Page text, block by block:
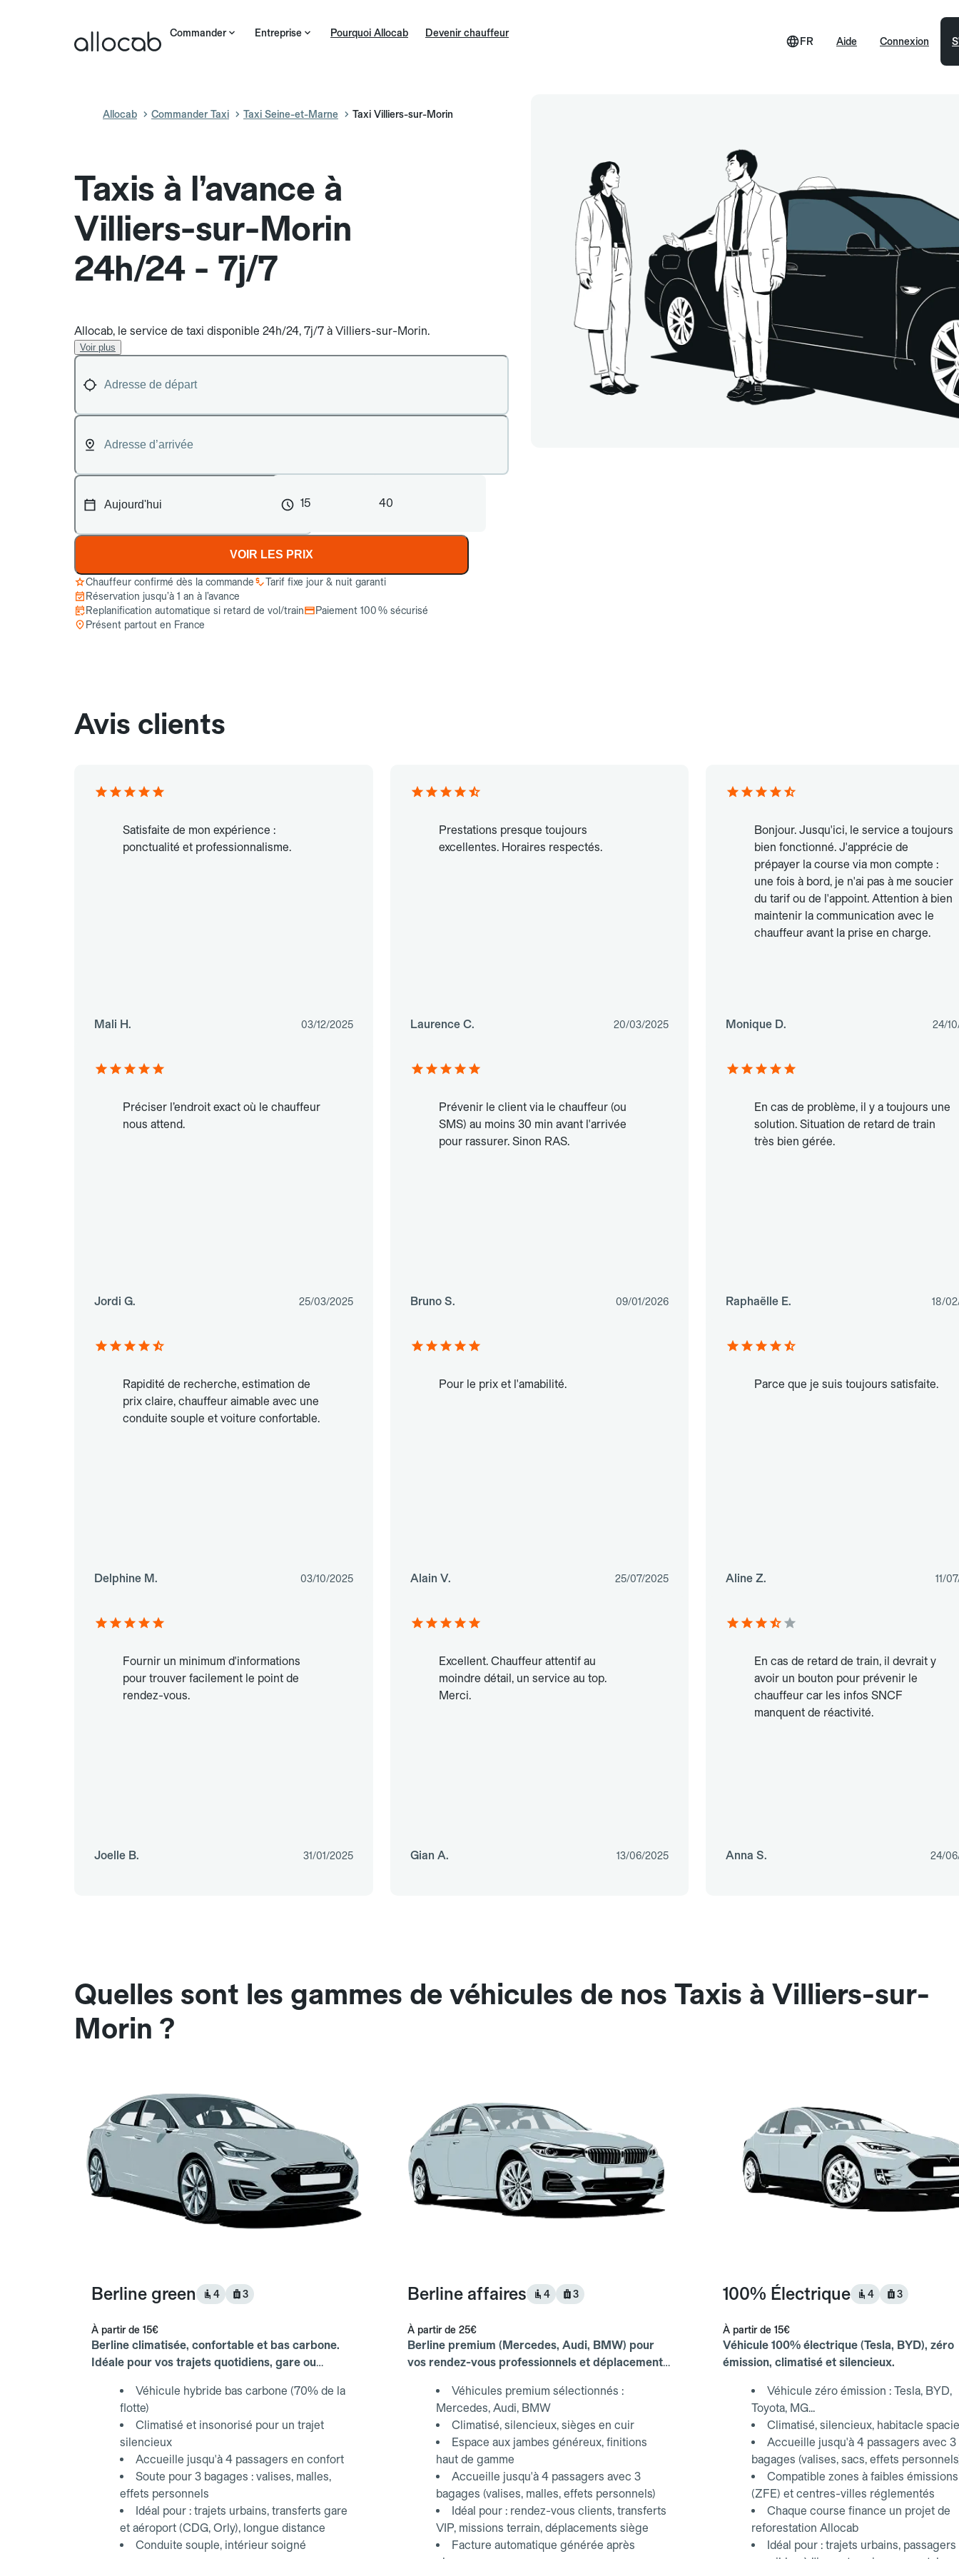
Commander Entreprise Pourquoi Allocab Devenir chauffeur
Aide
FR Connexion
Allocab Commander Taxi Taxi Seine-et-Marne Taxi Villiers-sur-Morin
Taxis à l’avance à
Villiers-sur-Morin
24h/24 - 7j/7
Allocab, le service de taxi disponible 24h/24, 7j/7 à Villiers-sur-Morin.
Voir plus
15 40
VOIR LES PRIX
Chauffeur confirmé dès la commande
Tarif fixe jour & nuit garanti
Réservation jusqu’à 1 an à l’avance
Replanification automatique si retard de vol/train
Paiement 100 % sécurisé
Présent partout en France
Avis clients
Satisfaite de mon expérience :
ponctualité et professionnalisme.
Mali H. 03/12/2025
Prestations presque toujours
excellentes. Horaires respectés.
Laurence C. 20/03/2025
Bonjour. Jusqu'ici, le service a toujours
bien fonctionné. J'apprécie de
prépayer la course via mon compte :
une fois à bord, je n'ai pas à me soucier
du tarif ou de l'appoint. Attention à bien
maintenir la communication avec le
chauffeur avant la prise en charge.
Monique D. 24/
Préciser l’endroit exact où le chauffeur
nous attend.
Jordi G. 25/03/2025
Prévenir le client via le chauffeur (ou
SMS) au moins 30 min avant l'arrivée
pour rassurer. Sinon RAS.
Bruno S. 09/01/2026
En cas de problème, il y a toujours une
solution. Situation de retard de train
très bien gérée.
Raphaëlle E. 18/
Rapidité de recherche, estimation de
prix claire, chauffeur aimable avec une
conduite souple et voiture confortable.
Delphine M. 03/10/2025
Pour le prix et l'amabilité.
Alain V. 25/07/2025
Parce que je suis toujours satisfaite.
Aline Z. 11/
Fournir un minimum d'informations
pour trouver facilement le point de
rendez-vous.
Joelle B. 31/01/2025
Excellent. Chauffeur attentif au
moindre détail, un service au top.
Merci.
Gian A. 13/06/2025
En cas de retard de train, il devrait y
avoir un bouton pour prévenir le
chauffeur car les infos SNCF
manquent de réactivité.
Anna S. 24/
Quelles sont les gammes de véhicules de nos Taxis à Villiers-sur-
Morin ?
Berline green 4 3
À partir de 15€
Berline climatisée, confortable et bas carbone.
Idéale pour vos trajets quotidiens, gare ou
Véhicule hybride bas carbone (70% de la
flotte)
Climatisé et insonorisé pour un trajet
silencieux
Accueille jusqu'à 4 passagers en confort
Soute pour 3 bagages : valises, malles,
effets personnels
Idéal pour : trajets urbains, transferts gare
et aéroport (CDG, Orly), longue distance
Conduite souple, intérieur soigné
Berline affaires 4 3
À partir de 25€
Berline premium (Mercedes, Audi, BMW) pour
vos rendez-vous professionnels et déplacements
Véhicules premium sélectionnés :
Mercedes, Audi, BMW
Climatisé, silencieux, sièges en cuir
Espace aux jambes généreux, finitions
haut de gamme
Accueille jusqu'à 4 passagers avec 3
bagages (valises, malles, effets personnels)
Idéal pour : rendez-vous clients, transferts
VIP, missions terrain, déplacements siège
Facture automatique générée après
100% Électrique 4 3
À partir de 15€
Véhicule 100% électrique (Tesla, BYD), zéro
émission, climatisé et silencieux.
Véhicule zéro émission : Tesla, BYD,
Toyota, MG...
Climatisé, silencieux, habitacle
Accueille jusqu'à 4 passagers avec 3
bagages (valises, sacs, effets
Compatible zones à faibles émissions
(ZFE) et centres-villes réglementés
Chaque course finance un projet de
reforestation Allocab
Idéal pour : trajets urbains, passagers